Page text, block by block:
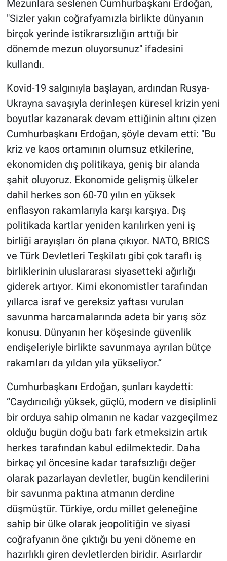
Mezunlara seslenen Cumhurbaşkanı Erdoğan,
"Sizler yakın coğrafyamızla birlikte dünyanın
birçok yerinde istikrarsızlığın arttığı bir
dönemde mezun oluyorsunuz" ifadesini
kullandı.
Kovid-19 salgınıyla başlayan, ardından Rusya-
Ukrayna savaşıyla derinleşen küresel krizin yeni
boyutlar kazanarak devam ettiğinin altını çizen
Cumhurbaşkanı Erdoğan, şöyle devam etti: "Bu
kriz ve kaos ortamının olumsuz etkilerine,
ekonomiden dış politikaya, geniş bir alanda
şahit oluyoruz. Ekonomide gelişmiş ülkeler
dahil herkes son 60-70 yılın en yüksek
enflasyon rakamlarıyla karşı karşıya. Dış
politikada kartlar yeniden karılırken yeni iş
birliği arayışları ön plana çıkıyor. NATO, BRICS
ve Türk Devletleri Teşkilatı gibi çok taraflı iş
birliklerinin uluslararası siyasetteki ağırlığı
giderek artıyor. Kimi ekonomistler tarafından
yıllarca israf ve gereksiz yaftası vurulan
savunma harcamalarında adeta bir yarış söz
konusu. Dünyanın her köşesinde güvenlik
endişeleriyle birlikte savunmaya ayrılan bütçe
rakamları da yıldan yıla yükseliyor.”
Cumhurbaşkanı Erdoğan, şunları kaydetti:
“Caydırıcılığı yüksek, güçlü, modern ve disiplinli
bir orduya sahip olmanın ne kadar vazgeçilmez
olduğu bugün doğu batı fark etmeksizin artık
herkes tarafından kabul edilmektedir. Daha
birkaç yıl öncesine kadar tarafsızlığı değer
olarak pazarlayan devletler, bugün kendilerini
bir savunma paktına atmanın derdine
düşmüştür. Türkiye, ordu millet geleneğine
sahip bir ülke olarak jeopolitiğin ve siyasi
coğrafyanın öne çıktığı bu yeni döneme en
hazırlıklı giren devletlerden biridir. Asırlardır